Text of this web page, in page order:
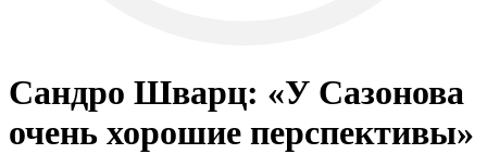
Сандро Шварц: «У Сазонова
очень хорошие перспективы»